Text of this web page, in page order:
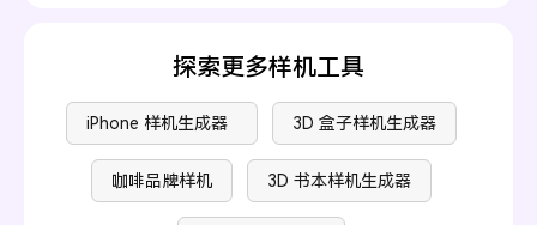
探索更多样机工具
iPhone 样机生成器 3D 盒子样机生成器
咖啡品牌样机 3D 书本样机生成器